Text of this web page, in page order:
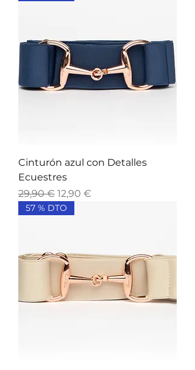
Cinturón azul con Detalles
Ecuestres
Precio
29,90 € Precio de oferta
12,90 €
57 % DTO